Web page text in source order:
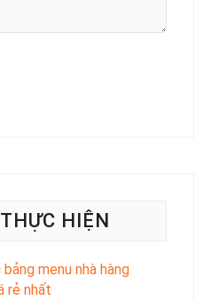
HIỆN
menu nhà hàng
rẻ nhất